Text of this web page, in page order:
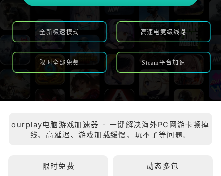
全新极速模式 高速电竞级线路
限时全部免费 Steam平台加速
ourplay电脑游戏加速器 - 一键解决海外PC网游卡顿掉
线、高延迟、游戏加载缓慢、玩不了等问题。
限时免费 动态多包